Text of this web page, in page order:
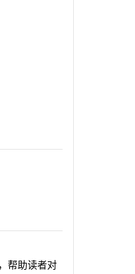
帮助读者对